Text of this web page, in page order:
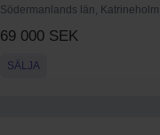
Södermanlands län, Katrineholm.
69 000 SEK
SÄLJA